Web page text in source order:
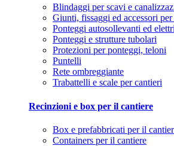
Blindaggi per scavi e
Giunti, fissaggi ed accessori
Ponteggi autosollevanti ed
Ponteggi e strutture tubolari
Protezioni per ponteggi, teloni
Puntelli
Rete ombreggiante
Trabattelli e scale per cantieri
Recinzioni e box per il cantiere
Box e prefabbricati per il
Containers per il cantiere